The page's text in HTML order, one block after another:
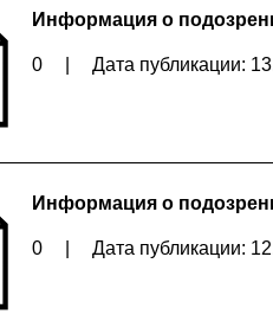
Информация о
0 Дата публикации:
Информация о
0 Дата публикации: